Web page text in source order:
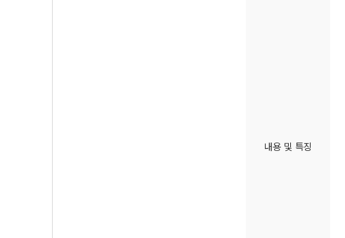
내용 및 특징